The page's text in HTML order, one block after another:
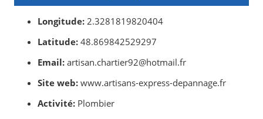
Longitude: 2.3281819820404
Latitude: 48.869842529297
Email: artisan.chartier92@hotmail.fr
Site web: www.artisans-express-depannage.fr
Activité: Plombier